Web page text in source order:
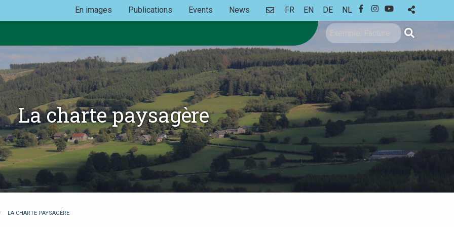
Zoeken
En images Publications Events News CONTACT
FR EN DE NL
FACEBOOK
INSTAGRAM
YOUTUBE
La charte paysagère
LA CHARTE PAYSAGÈRE